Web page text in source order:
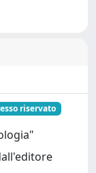
riservato